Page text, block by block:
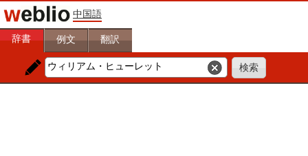
中国語
辞書 例文 翻訳